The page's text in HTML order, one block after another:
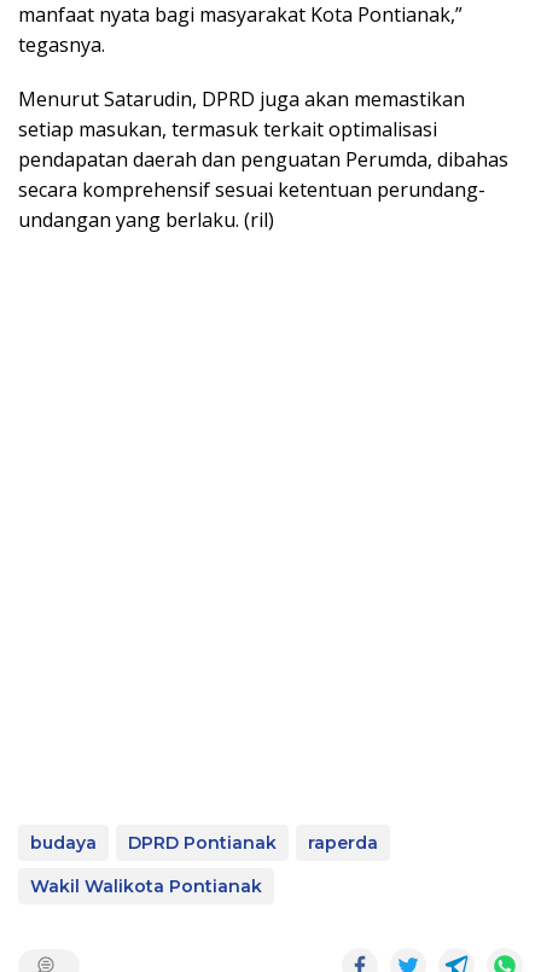
manfaat nyata bagi masyarakat Kota Pontianak,”
tegasnya.
Menurut Satarudin, DPRD juga akan memastikan
setiap masukan, termasuk terkait optimalisasi
pendapatan daerah dan penguatan Perumda, dibahas
secara komprehensif sesuai ketentuan perundang-
undangan yang berlaku. (ril)
budaya DPRD Pontianak
raperda
Wakil Walikota Pontianak